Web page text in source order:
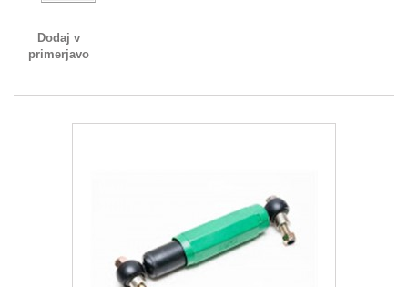
Dodaj v
primerjavo